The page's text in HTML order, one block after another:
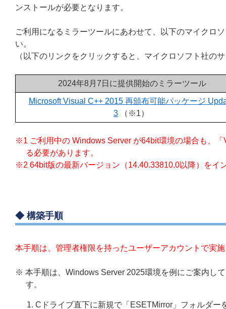
ンストールが必要となります。
ご利用になるミラーツールにあわせて、以下のマイクロ
い。
（以下のリンクをクリックすると、マイクロソフト社の
2024年8月7日に提供開始のミラーツール
Microsoft Visual C++ 2015 再頒布可能パッケージ
3 （※1）
※1 ご利用中の Windows Server が64bit環境の場合も、
る必要があります。
※2 64bit版の最新バージョン（14.40.33810.0以降）をイ
◆ 構築手順
本手順は、管理者権限を持ったユーザーアカウントで実
※ 本手順は、Windows Server 2025環境を例にご案内し
す。
Cドライブ直下に新規で「ESETMirror」フォルダー